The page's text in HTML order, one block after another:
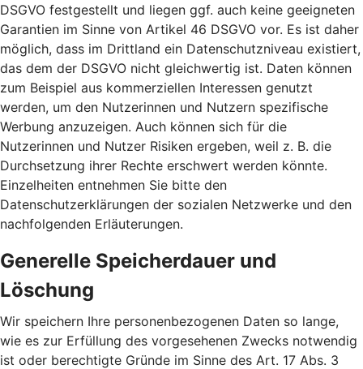
DSGVO festgestellt und liegen ggf. auch keine geeigneten
Garantien im Sinne von Artikel 46 DSGVO vor. Es ist daher
möglich, dass im Drittland ein Datenschutzniveau existiert,
das dem der DSGVO nicht gleichwertig ist. Daten können
zum Beispiel aus kommerziellen Interessen genutzt
werden, um den Nutzerinnen und Nutzern spezifische
Werbung anzuzeigen. Auch können sich für die
Nutzerinnen und Nutzer Risiken ergeben, weil z. B. die
Durchsetzung ihrer Rechte erschwert werden könnte.
Einzelheiten entnehmen Sie bitte den
Datenschutzerklärungen der sozialen Netzwerke und den
nachfolgenden Erläuterungen.
Generelle Speicherdauer und
Löschung
Wir speichern Ihre personenbezogenen Daten so lange,
wie es zur Erfüllung des vorgesehenen Zwecks notwendig
ist oder berechtigte Gründe im Sinne des Art. 17 Abs. 3